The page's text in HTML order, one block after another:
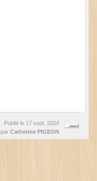
Publié le 17 sept. 2024
par Catherine PIGEON